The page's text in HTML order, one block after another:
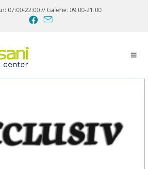
07:00-22:00 // Galerie: 09:00-21:00